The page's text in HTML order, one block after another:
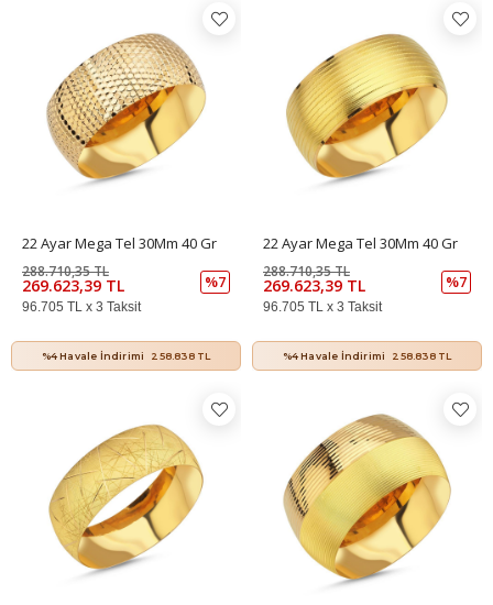
22 Ayar Mega Tel 30Mm 40 Gr
269.623,39 TL
288.710,35 TL
%7
96.705 TL x 3 Taksit
%4 Havale İndirimi 258.838 TL
22 Ayar Mega Tel 30Mm 40 Gr
269.623,39 TL
288.710,35 TL
%7
96.705 TL x 3 Taksit
%4 Havale İndirimi 258.838 TL